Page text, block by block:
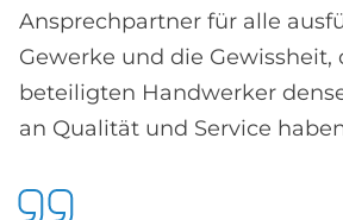
Ansprechpartner für alle
Gewerke und die Gewissheit,
beteiligten Handwerker
an Qualität und Service